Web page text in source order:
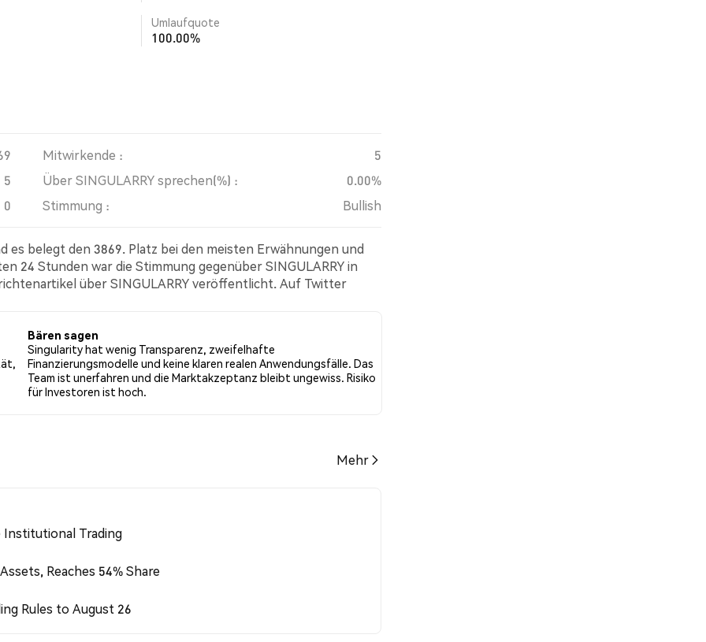
Umlaufquote
100.00%
Mitwirkende :
5
5 Über SINGULARRY sprechen(%) :
0.00%
0 Stimmung : Bullish
es belegt den 3869. Platz bei den meisten Erwähnungen und
24 Stunden war die Stimmung gegenüber SINGULARRY in
über SINGULARRY veröffentlicht. Auf Twitter
Bären sagen
Singularity hat wenig Transparenz, zweifelhafte
Finanzierungsmodelle und keine klaren realen Anwendungsfälle. Das
Team ist unerfahren und die Marktakzeptanz bleibt ungewiss. Risiko
für Investoren ist hoch.
Mehr
Institutional Trading
Reaches 54% Share
Rules to August 26